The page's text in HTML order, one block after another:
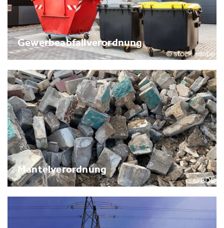
Gewerbeabfallverordnung
Mantelverordnung